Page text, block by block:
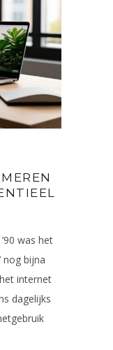
was het
nog bijna
internet
dagelijks